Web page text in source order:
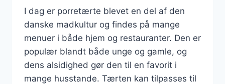
I dag er porretærte blevet en del af den
danske madkultur og findes på mange
menuer i både hjem og restauranter. Den er
populær blandt både unge og gamle, og
dens alsidighed gør den til en favorit i
mange husstande. Tærten kan tilpasses til